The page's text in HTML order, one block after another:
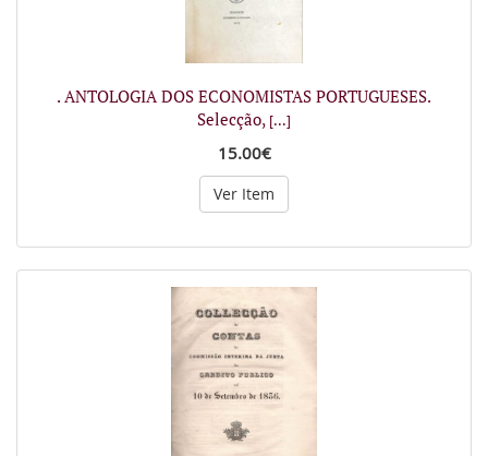
. ANTOLOGIA DOS ECONOMISTAS PORTUGUESES.
Selecção, [...]
15.00€
Ver Item